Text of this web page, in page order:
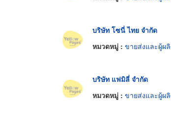
บริษัท โซนี่ ไทย จำกัด
หมวดหมู่ : ขายส่งและผู้ผ
บริษัท แฟมิลี่ จำกัด
หมวดหมู่ : ขายส่งและผู้ผ